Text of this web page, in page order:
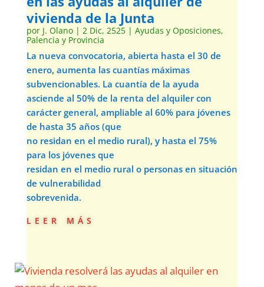
vivienda de la Junta
por J. Olano| 2 Dic, 2525| Ayudas y Oposiciones,
Palencia y Provincia
La nueva convocatoria, abierta hasta el 30 de
enero, aumenta las cuantías máximas
subvencionables. La cuantía de la ayuda
asciende al 50% de la renta del alquiler con
carácter general, ampliable al 60% para jóvenes
de hasta 35 años (que
no residan en el medio rural), y hasta el 75%
para los jóvenes que
residan en el medio rural o personas en situación
de vulnerabilidad
sobrevenida.
leer más